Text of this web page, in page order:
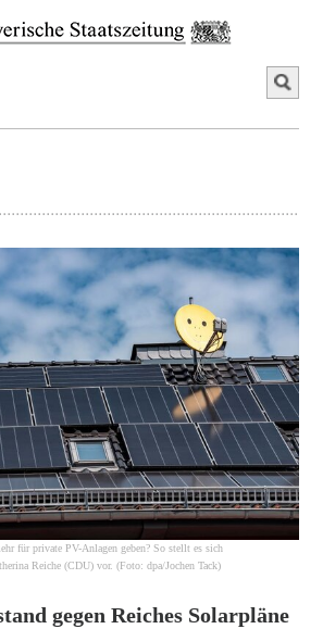
für private PV-Anlagen geben? So stellt es sich
Reiche (CDU) vor. (Foto: dpa/Jochen Tack)
gegen Reiches Solarpläne